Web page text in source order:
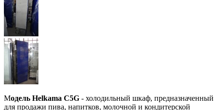
Модель Helkama C5G - холодильный шкаф, предназначенный
для продажи пива, напитков, молочной и кондитерской